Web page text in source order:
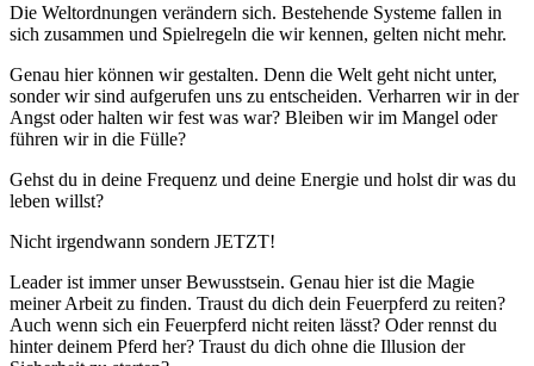
Die Weltordnungen verändern sich. Bestehende Systeme fallen in
sich zusammen und Spielregeln die wir kennen, gelten nicht mehr.
Genau hier können wir gestalten. Denn die Welt geht nicht unter,
sonder wir sind aufgerufen uns zu entscheiden. Verharren wir in der
Angst oder halten wir fest was war? Bleiben wir im Mangel oder
führen wir in die Fülle?
Gehst du in deine Frequenz und deine Energie und holst dir was du
leben willst?
Nicht irgendwann sondern JETZT!
Leader ist immer unser Bewusstsein. Genau hier ist die Magie
meiner Arbeit zu finden. Traust du dich dein Feuerpferd zu reiten?
Auch wenn sich ein Feuerpferd nicht reiten lässt? Oder rennst du
hinter deinem Pferd her? Traust du dich ohne die Illusion der